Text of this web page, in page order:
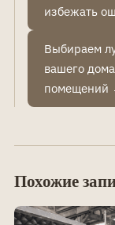
избежать
Выбираем
вашего
помещений
Похожие